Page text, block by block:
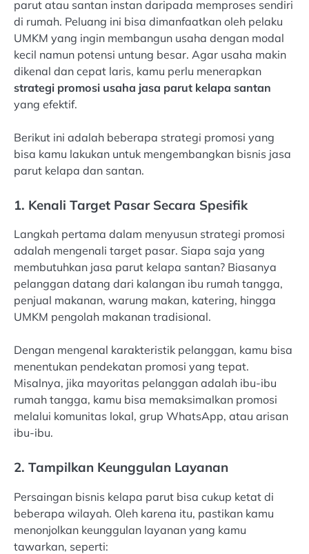
parut atau santan instan daripada memproses sendiri
di rumah. Peluang ini bisa dimanfaatkan oleh pelaku
UMKM yang ingin membangun usaha dengan modal
kecil namun potensi untung besar. Agar usaha makin
dikenal dan cepat laris, kamu perlu menerapkan
strategi promosi usaha jasa parut kelapa santan
yang efektif.
Berikut ini adalah beberapa strategi promosi yang
bisa kamu lakukan untuk mengembangkan bisnis jasa
parut kelapa dan santan.
1. Kenali Target Pasar Secara Spesifik
Langkah pertama dalam menyusun strategi promosi
adalah mengenali target pasar. Siapa saja yang
membutuhkan jasa parut kelapa santan? Biasanya
pelanggan datang dari kalangan ibu rumah tangga,
penjual makanan, warung makan, katering, hingga
UMKM pengolah makanan tradisional.
Dengan mengenal karakteristik pelanggan, kamu bisa
menentukan pendekatan promosi yang tepat.
Misalnya, jika mayoritas pelanggan adalah ibu-ibu
rumah tangga, kamu bisa memaksimalkan promosi
melalui komunitas lokal, grup WhatsApp, atau arisan
ibu-ibu.
2. Tampilkan Keunggulan Layanan
Persaingan bisnis kelapa parut bisa cukup ketat di
beberapa wilayah. Oleh karena itu, pastikan kamu
menonjolkan keunggulan layanan yang kamu
tawarkan, seperti: